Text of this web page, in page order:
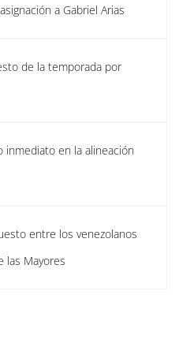
a Gabriel Arias
de la temporada por
inmediato en la alineación
entre los venezolanos
las Mayores